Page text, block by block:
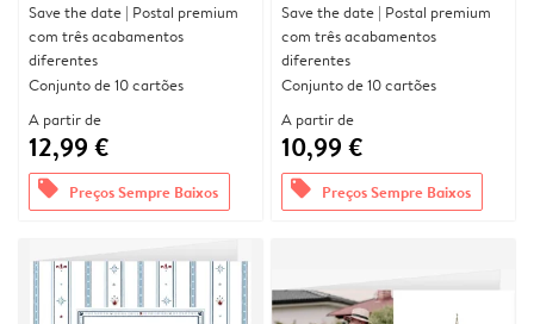
Save the date | Postal premium
com três acabamentos
diferentes
Conjunto de 10 cartões
A partir de
12,99 €
offers Preços Sempre Baixos
Save the date | Postal premium
com três acabamentos
diferentes
Conjunto de 10 cartões
A partir de
10,99 €
offers Preços Sempre Baixos